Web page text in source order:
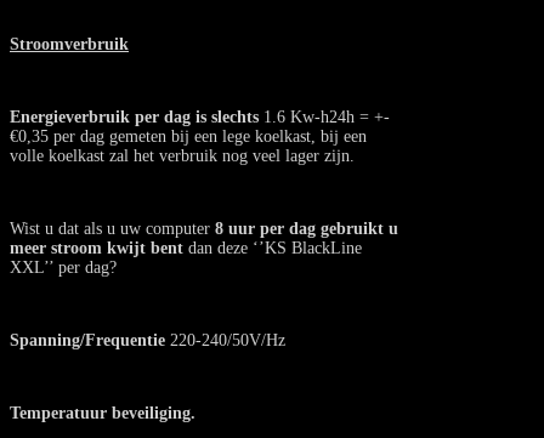
Stroomverbruik
Energieverbruik per dag is slechts 1.6 Kw-h24h = +-
€0,35 per dag gemeten bij een lege koelkast, bij een
volle koelkast zal het verbruik nog veel lager zijn.
Wist u dat als u uw computer 8 uur per dag gebruikt u
meer stroom kwijt bent dan deze ‘’KS BlackLine
XXL’’ per dag?
Spanning/Frequentie 220-240/50V/Hz
Temperatuur beveiliging.